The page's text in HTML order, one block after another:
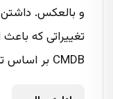
و بالعکس. داشتن
تغییراتی که
CMDB بر اساس تغییرات...